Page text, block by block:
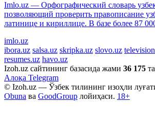
Imlo.uz — Орфографический словарь
позволяющий проверить правописание
латинице и кириллице. В базе более 87
imlo.uz
ibora.uz salsa.uz skripka.uz slovo.uz
resumes.uz havo.uz
Izoh.uz сайтининг базасида жами 36 175
Алоқа Telegram
© Izoh.uz — Ўзбек тилининг изоҳли
Obuna ва GoodGroup лойиҳаси. 18+